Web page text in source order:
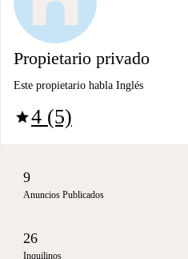
Propietario privado
Este propietario habla Inglés
star4 (5)
9
Anuncios Publicados
26
Inquilinos